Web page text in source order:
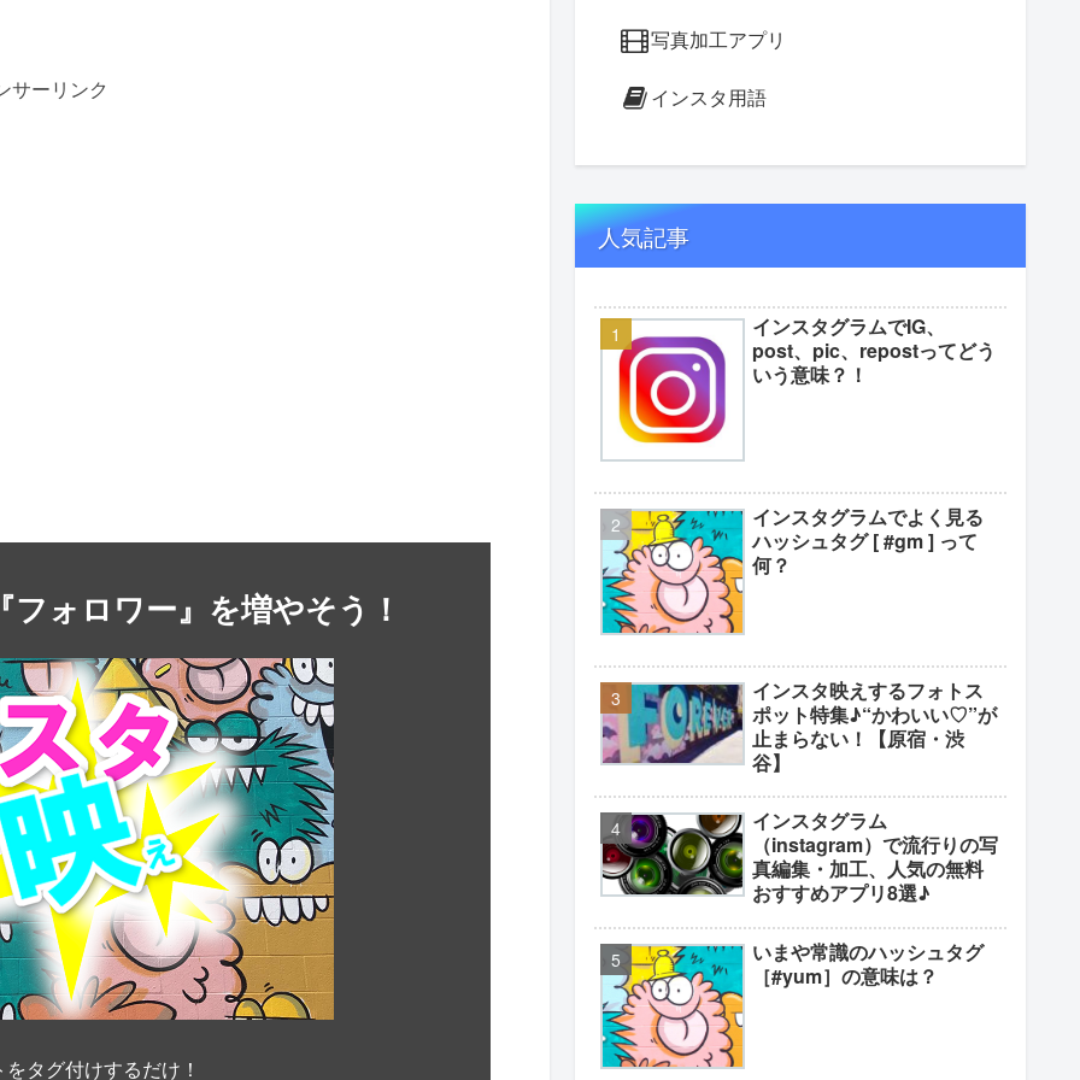
サーリンク
ォロワー』を増やそう！
タグ付けするだけ！
写真加工アプリ
インスタ用語
人気記事
インスタグラムでIG、
post、pic、repostってどう
いう意味？！
インスタグラムでよく見る
ハッシュタグ [ #gm ] って
何？
インスタ映えするフォトス
ポット特集♪“かわいい♡”が
止まらない！【原宿・渋
谷】
インスタグラム
（instagram）で流行りの写
真編集・加工、人気の無料
おすすめアプリ8選♪
いまや常識のハッシュタグ
［#yum］の意味は？